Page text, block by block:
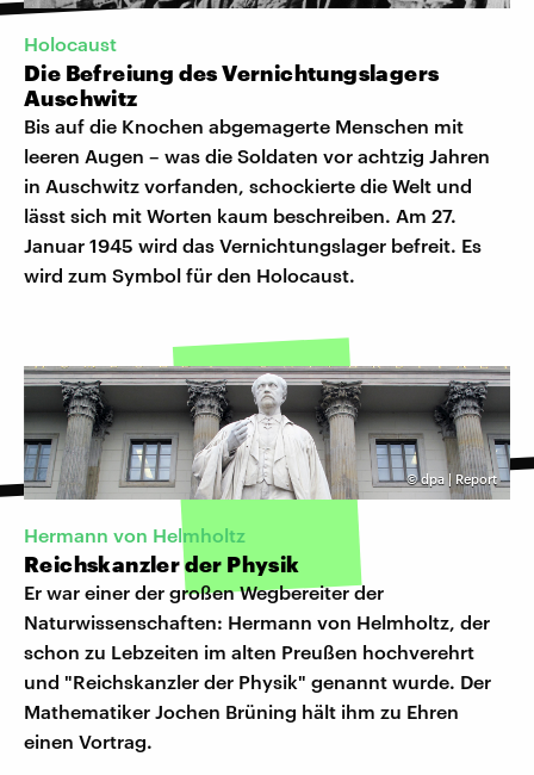
Holocaust
Die Befreiung des Vernichtungslagers
Auschwitz
Bis auf die Knochen abgemagerte Menschen mit
leeren Augen – was die Soldaten vor achtzig Jahren
in Auschwitz vorfanden, schockierte die Welt und
lässt sich mit Worten kaum beschreiben. Am 27.
Januar 1945 wird das Vernichtungslager befreit. Es
wird zum Symbol für den Holocaust.
©dpa | Report
Hermann von Helmholtz
Reichskanzler der Physik
Er war einer der großen Wegbereiter der
Naturwissenschaften: Hermann von Helmholtz, der
schon zu Lebzeiten im alten Preußen hochverehrt
und "Reichskanzler der Physik" genannt wurde. Der
Mathematiker Jochen Brüning hält ihm zu Ehren
einen Vortrag.